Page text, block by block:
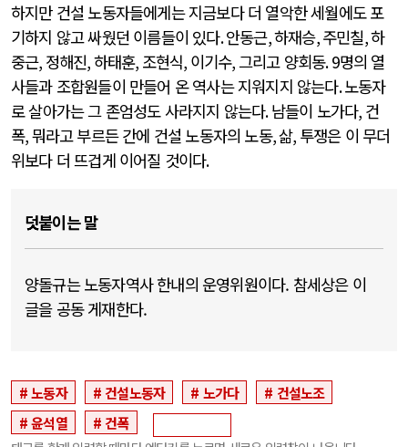
하지만 건설 노동자들에게는 지금보다 더 열악한 세월에도 포
기하지 않고 싸웠던 이름들이 있다.안동근,하재승,주민칠,하
중근, 정해진,하태훈, 조현식, 이기수,그리고 양회동. 9명의 열
사들과 조합원들이 만들어 온 역사는 지워지지 않는다.노동자
로 살아가는 그 존엄성도 사라지지 않는다.남들이 노가다, 건
폭,뭐라고 부르든 간에 건설 노동자의 노동,삶, 투쟁은 이 무더
위보다 더 뜨겁게 이어질 것이다.
덧붙이는 말
양돌규는 노동자역사 한내의 운영위원이다. 참세상은 이
글을 공동 게재한다.
노동자 건설노동자 노가다
건설노조
윤석열
건폭